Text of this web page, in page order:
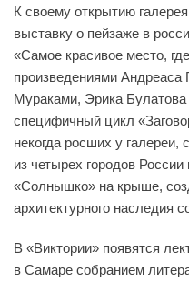
К своему открытию
выставку о пейзаже в
«Самое красивое место,
произведениями Андреаса
Мураками, Эрика Булатова
специфичный цикл
некогда росших у
из четырех городов
«Солнышко» на крыше,
архитектурного наследия
В «Виктории» появятся
в Самаре собранием